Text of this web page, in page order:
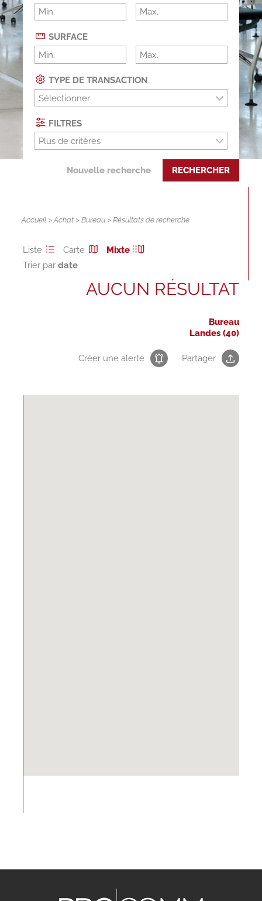
SURFACE
TYPE DE TRANSACTION
Sélectionner
FILTRES
Plus de critères
Nouvelle recherche RECHERCHER
Accueil >Achat >Bureau > Résultats de recherche
Liste Carte
Mixte
Trier par
AUCUN RÉSULTAT
Bureau
Landes (40)
Créer une alerte Partager